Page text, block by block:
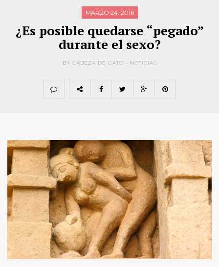
MARZO 24, 2016
¿Es posible quedarse “pegado”
durante el sexo?
BY CABEZA DE GATO - NOTICIAS